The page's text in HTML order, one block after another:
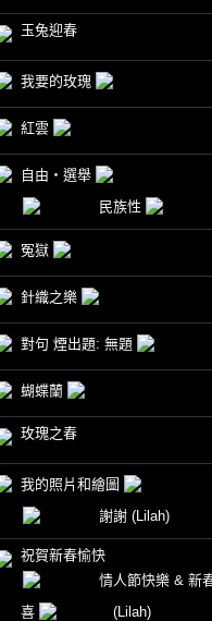
玉兔迎春
我要的玫瑰
紅雲
自由‧選舉
民族性
冤獄
針織之樂
對句 煙出題: 無題
蝴蝶蘭
玫瑰之春
我的照片和繪圖
謝謝 (Lilah)
祝賀新春愉快
情人節快樂 & 新
喜
(Lilah)